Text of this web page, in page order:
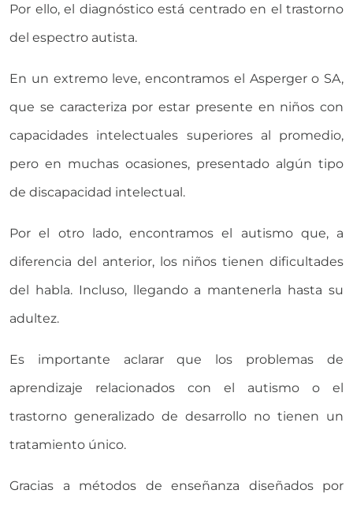
Por ello, el diagnóstico está centrado en el trastorno
del espectro autista.
En un extremo leve, encontramos el Asperger o SA,
que se caracteriza por estar presente en niños con
capacidades intelectuales superiores al promedio,
pero en muchas ocasiones, presentado algún tipo
de discapacidad intelectual.
Por el otro lado, encontramos el autismo que, a
diferencia del anterior, los niños tienen dificultades
del habla. Incluso, llegando a mantenerla hasta su
adultez.
Es importante aclarar que los problemas de
aprendizaje relacionados con el autismo o el
trastorno generalizado de desarrollo no tienen un
tratamiento único.
Gracias a métodos de enseñanza diseñados por